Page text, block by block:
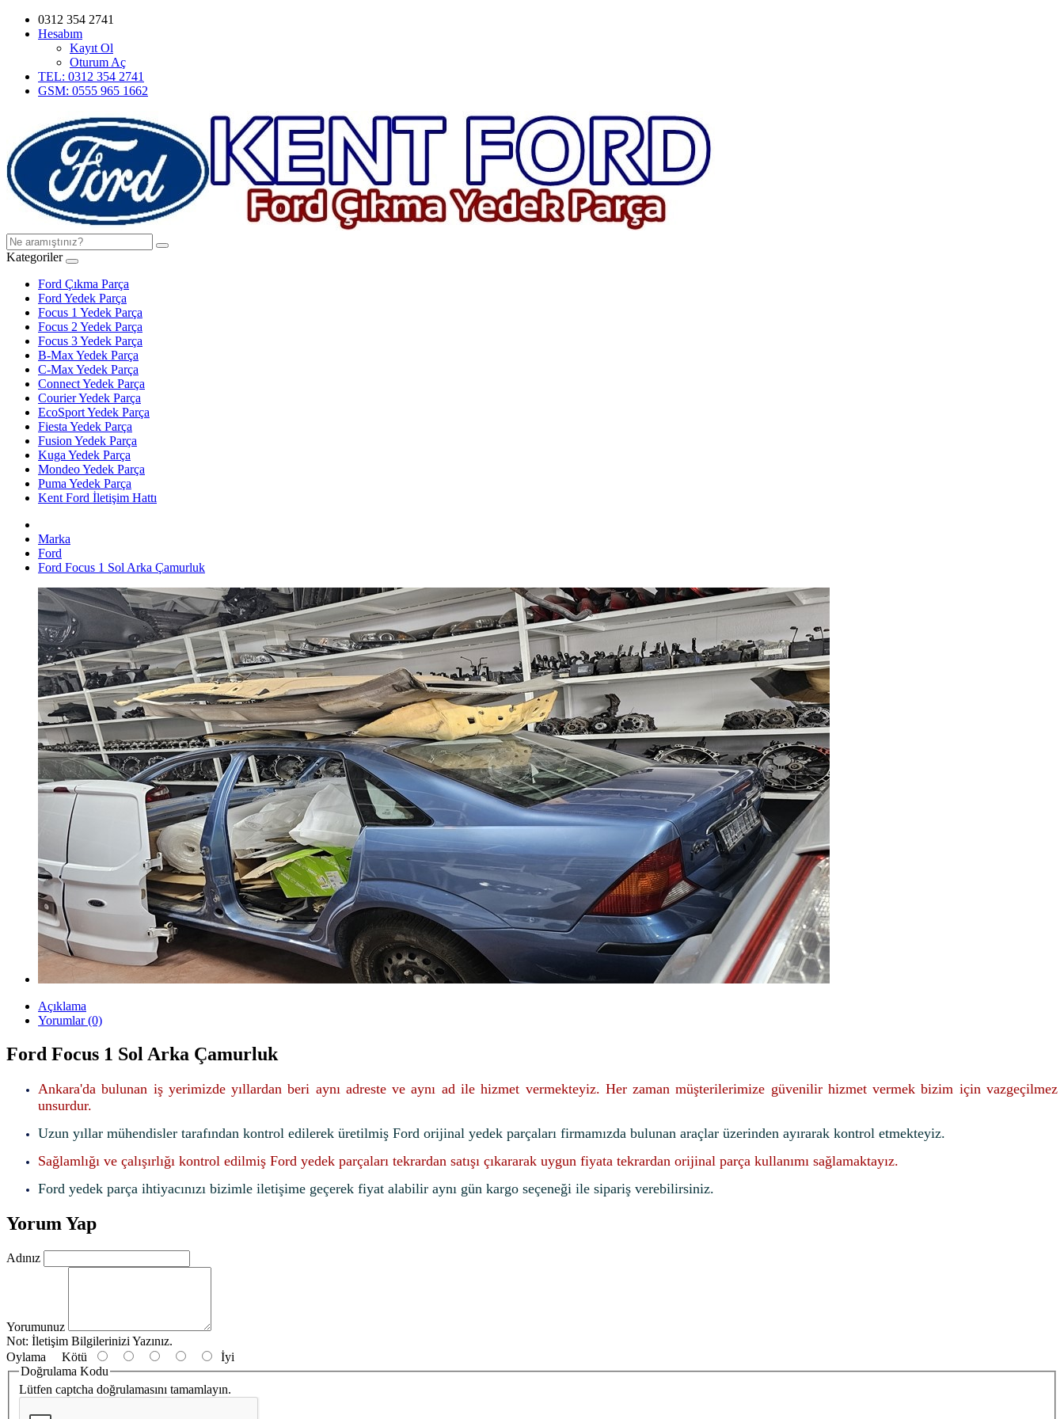
0312 354 2741
Hesabım
Kayıt Ol
Oturum Aç
TEL: 0312 354 2741
GSM: 0555 965 1662
Kategoriler
Ford Çıkma Parça
Ford Yedek Parça
Focus 1 Yedek Parça
Focus 2 Yedek Parça
Focus 3 Yedek Parça
B-Max Yedek Parça
C-Max Yedek Parça
Connect Yedek Parça
Courier Yedek Parça
EcoSport Yedek Parça
Fiesta Yedek Parça
Fusion Yedek Parça
Kuga Yedek Parça
Mondeo Yedek Parça
Puma Yedek Parça
Kent Ford İletişim Hattı
Marka
Ford
Ford Focus 1 Sol Arka Çamurluk
Açıklama
Yorumlar (0)
Ford Focus 1 Sol Arka Çamurluk
Ankara'da bulunan iş yerimizde yıllardan beri aynı adreste ve aynı ad ile hizmet vermekteyiz. Her zaman müşterilerimize güvenilir hizmet vermek bizim için vazgeçilmez
unsurdur.
Uzun yıllar mühendisler tarafından kontrol edilerek üretilmiş Ford orijinal yedek parçaları firmamızda bulunan araçlar üzerinden ayırarak kontrol etmekteyiz.
Sağlamlığı ve çalışırlığı kontrol edilmiş Ford yedek parçaları tekrardan satışı çıkararak uygun fiyata tekrardan orijinal parça kullanımı sağlamaktayız.
Ford yedek parça ihtiyacınızı bizimle iletişime geçerek fiyat alabilir aynı gün kargo seçeneği ile sipariş verebilirsiniz.
Yorum Yap
Adınız
Yorumunuz
Not: İletişim Bilgilerinizi Yazınız.
Oylama Kötü
İyi
Doğrulama Kodu
Lütfen captcha doğrulamasını tamamlayın.